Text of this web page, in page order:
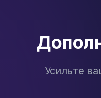
Усильте